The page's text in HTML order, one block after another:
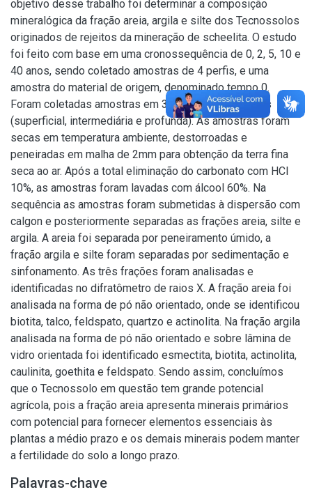
objetivo desse trabalho foi determinar a composição
mineralógica da fração areia, argila e silte dos Tecnossolos
originados de rejeitos da mineração de scheelita. O estudo
foi feito com base em uma cronossequência de 0, 2, 5, 10 e
40 anos, sendo coletado amostras de 4 perfis, e uma
amostra do material de origem, denominado tempo 0.
Foram coletadas amostras em 3 horizontes/camadas
(superficial, intermediária e profunda). As amostras foram
secas em temperatura ambiente, destorroadas e
peneiradas em malha de 2mm para obtenção da terra fina
seca ao ar. Após a total eliminação do carbonato com HCl
10%, as amostras foram lavadas com álcool 60%. Na
sequência as amostras foram submetidas à dispersão com
calgon e posteriormente separadas as frações areia, silte e
argila. A areia foi separada por peneiramento úmido, a
fração argila e silte foram separadas por sedimentação e
sinfonamento. As três frações foram analisadas e
identificadas no difratômetro de raios X. A fração areia foi
analisada na forma de pó não orientado, onde se identificou
biotita, talco, feldspato, quartzo e actinolita. Na fração argila
analisada na forma de pó não orientado e sobre lâmina de
vidro orientada foi identificado esmectita, biotita, actinolita,
caulinita, goethita e feldspato. Sendo assim, concluímos
que o Tecnossolo em questão tem grande potencial
agrícola, pois a fração areia apresenta minerais primários
com potencial para fornecer elementos essenciais às
plantas a médio prazo e os demais minerais podem manter
a fertilidade do solo a longo prazo.
Palavras-chave